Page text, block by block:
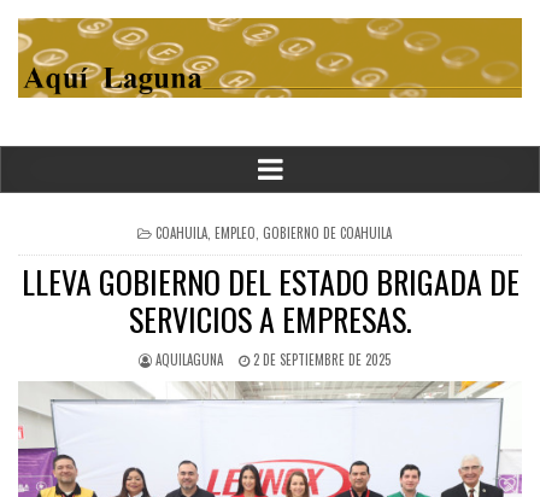
POSTED
IN
COAHUILA, EMPLEO GOBIERNO DE COAHUILA
LLEVA GOBIERNO DEL ESTADO BRIGADA DE
SERVICIOS A EMPRESAS.
AQUILAGUNA 2 DE SEPTIEMBRE DE 2025